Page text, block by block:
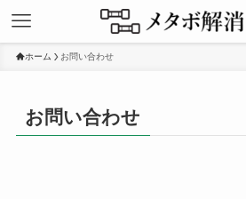
ホーム お問い合わせ
お問い合わせ